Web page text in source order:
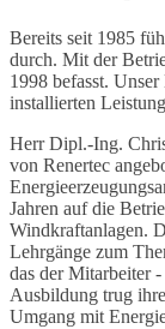
Bereits seit 1985
durch. Mit der
1998 befasst.
installierten
Herr Dipl.-Ing.
von Renertec
Jahren auf die
Windkraftanlagen.
Lehrgänge zum
das der Mitarbeiter
Ausbildung trug
Umgang mit